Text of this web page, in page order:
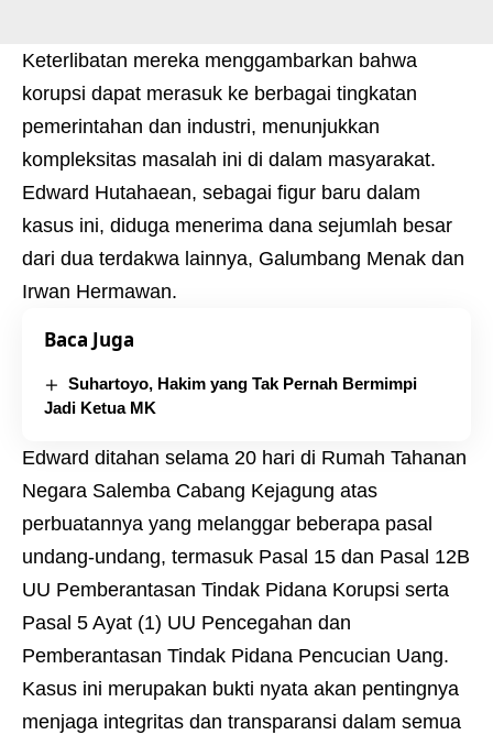
Keterlibatan mereka menggambarkan bahwa
korupsi dapat merasuk ke berbagai tingkatan
pemerintahan dan industri, menunjukkan
kompleksitas masalah ini di dalam masyarakat.
Edward Hutahaean, sebagai figur baru dalam
kasus ini, diduga menerima dana sejumlah besar
dari dua terdakwa lainnya, Galumbang Menak dan
Irwan Hermawan.
Baca Juga
Suhartoyo, Hakim yang Tak Pernah Bermimpi
Jadi Ketua MK
Edward ditahan selama 20 hari di Rumah Tahanan
Negara Salemba Cabang Kejagung atas
perbuatannya yang melanggar beberapa pasal
undang-undang, termasuk Pasal 15 dan Pasal 12B
UU Pemberantasan Tindak Pidana Korupsi serta
Pasal 5 Ayat (1) UU Pencegahan dan
Pemberantasan Tindak Pidana Pencucian Uang.
Kasus ini merupakan bukti nyata akan pentingnya
menjaga integritas dan transparansi dalam semua